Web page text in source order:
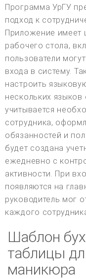
Программа УрГУ
подход к
Приложение имеет
рабочего стола,
пользователи
входа в систему.
настроить
нескольких
учитывается
сотрудника,
обязанностей и
будет создана
ежедневно с
активности. При
появляются на
руководитель мог
каждого
Шаблон
таблицы
маникюра